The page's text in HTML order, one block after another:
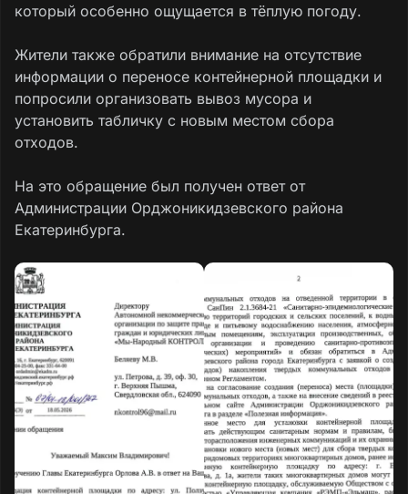
который особенно ощущается в тёплую погоду.
Жители также обратили внимание на отсутствие
информации о переносе контейнерной площадки и
попросили организовать вывоз мусора и
установить табличку с новым местом сбора
отходов.
На это обращение был получен ответ от
Администрации Орджоникидзевского района
Екатеринбурга.